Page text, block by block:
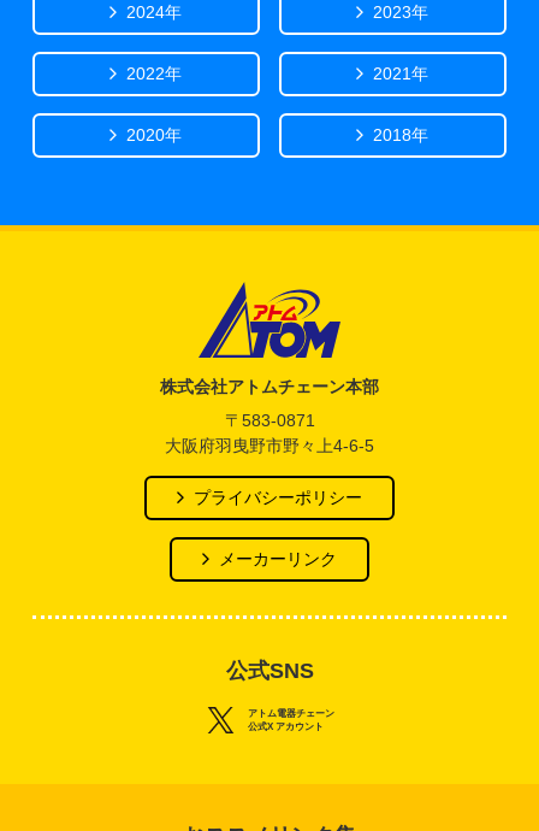
2024年 2023年
2022年 2021年
2020年 2018年
株式会社アトムチェーン本部
〒583-0871
大阪府羽曳野市野々上4-6-5
プライバシーポリシー
メーカーリンク
公式SNS
アトム電器チェーン
公式X アカウント